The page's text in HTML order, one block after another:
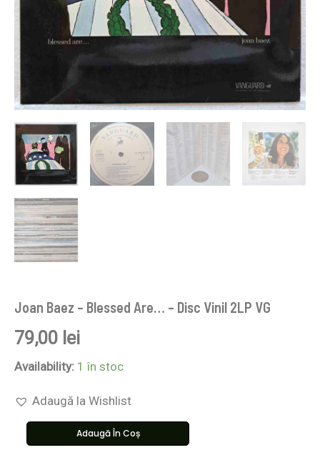
Joan Baez – Blessed Are… – Disc Vinil 2LP VG
79,00 lei
Availability: 1 în stoc
Adaugă la Wishlist
Adaugă În Coș